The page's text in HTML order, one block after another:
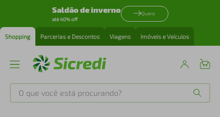
Saldão de inverno
até 40% off
Quero
Shopping Parcerias e Descontos Viagens Imóveis e Veículos
O que você está procurando?